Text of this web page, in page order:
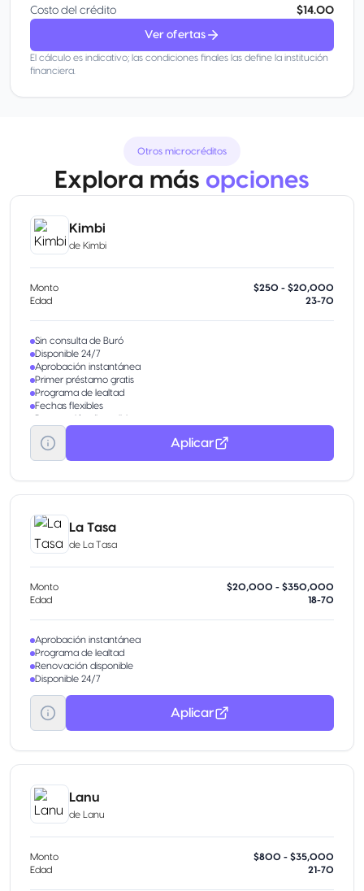
Costo del crédito
$14.00
Ver ofertas
El cálculo es indicativo; las condiciones finales las define la institución
financiera.
Otros microcréditos
Explora más opciones
Kimbi
de Kimbi
Monto
$250 - $20,000
Edad
23-70
Sin consulta de Buró
Disponible 24/7
Aprobación instantánea
Primer préstamo gratis
Programa de lealtad
Fechas flexibles
Renovación disponible
Aplicar
La Tasa
de La Tasa
Monto
$20,000 - $350,000
Edad
18-70
Aprobación instantánea
Programa de lealtad
Renovación disponible
Disponible 24/7
Aplicar
Lanu
de Lanu
Monto
$800 - $35,000
Edad
21-70